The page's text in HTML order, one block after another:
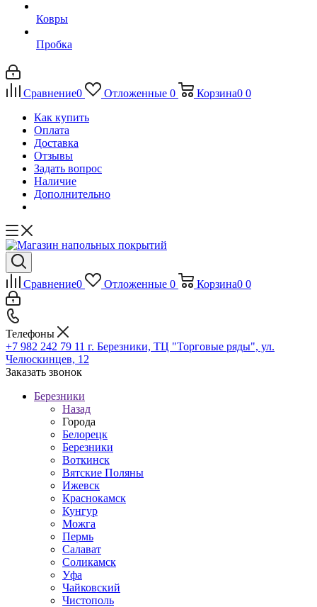
Ковры
Пробка
Сравнение0 Отложенные 0 Корзина0 0
Как купить
Оплата
Доставка
Отзывы
Задать вопрос
Наличие
Дополнительно
Сравнение0 Отложенные 0 Корзина0 0
Телефоны
+7 982 242 79 11 г. Березники, ТЦ "Торговые ряды", ул.
Челюскинцев, 12
Заказать звонок
Березники
Назад
Города
Белорецк
Березники
Воткинск
Вятские Поляны
Ижевск
Краснокамск
Кунгур
Можга
Пермь
Салават
Соликамск
Уфа
Чайковский
Чистополь